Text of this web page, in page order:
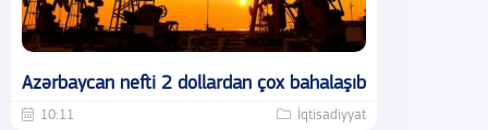
Azərbaycan nefti 2 dollardan çox bahalaşıb
10:11 İqtisadiyyat